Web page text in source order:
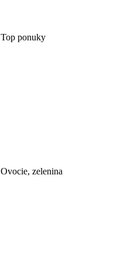
Top ponuky
Ovocie, zelenina